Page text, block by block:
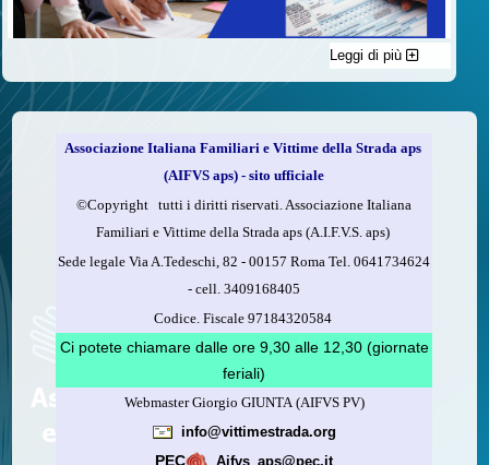
C'è un modo di contribuire alle attività dell’A.I.F.V.S. a favore
delle vittime della strada e per dare giustizia ai superstiti ed ai
loro familiari che non costa nulla: devolvere il 5 per mille della
Compila la scheda CUD o del modello 730.
Firma nel riquadro indicato come “Sostegno delle
organizzazioni non lucrative di utilità sociale, delle associazioni
Indica nel riquadro il codice fiscale dell’A.I.F.V.S.:
97184320584
Leggi come fare
(versione stampabile)
Leggi di più
Associazione Italiana Familiari e Vittime della Strada aps
(AIFVS aps) - sito ufficiale
©​Copyright tutti i diritti riservati. Associazione Italiana
Familiari e Vittime della Strada aps (A.I.F.V.S. aps)
Sede legale Via A.Tedeschi, 82 - 00157 Roma Tel. 0641734624
-cell.3409168405
Codice. Fiscale 97184320584
Ci potete chiamare dalle ore 9,30 alle 12,30 (giornate
feriali)
Webmaster Giorgio GIUNTA (AIFVS PV)
info@vittimestrada.org
PEC Aifvs_aps@pec.it